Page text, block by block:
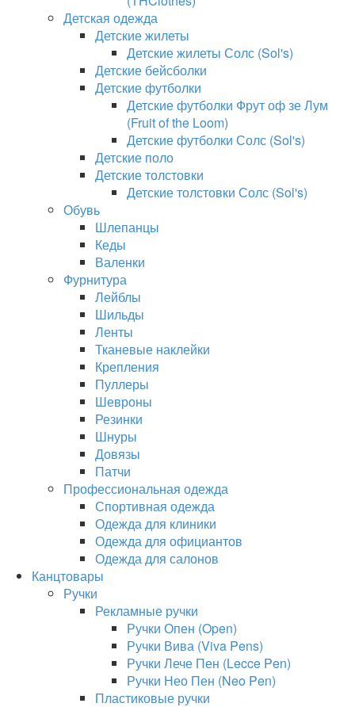
Детская одежда
Детские жилеты
Детские жилеты Солс (Sol's)
Детские бейсболки
Детские футболки
Детские футболки Фрут оф зе Лум
(Fruit of the Loom)
Детские футболки Солс (Sol's)
Детские поло
Детские толстовки
Детские толстовки Солс (Sol's)
Обувь
Шлепанцы
Кеды
Валенки
Фурнитура
Лейблы
Шильды
Ленты
Тканевые наклейки
Крепления
Пуллеры
Шевроны
Резинки
Шнуры
Довязы
Патчи
Профессиональная одежда
Спортивная одежда
Одежда для клиники
Одежда для официантов
Одежда для салонов
Канцтовары
Ручки
Рекламные ручки
Ручки Опен (Open)
Ручки Вива (Viva Pens)
Ручки Лече Пен (Lecce Pen)
Ручки Нео Пен (Neo Pen)
Пластиковые ручки